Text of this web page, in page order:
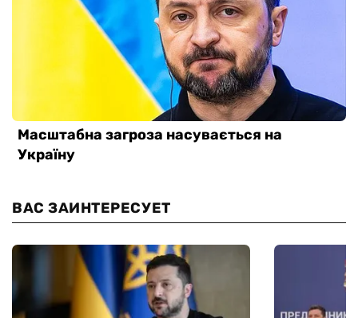
ВАС ЗАИНТЕРЕСУЕТ